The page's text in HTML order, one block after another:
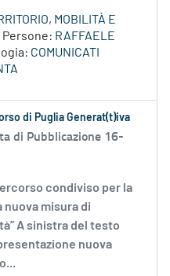
MOBILITÀ E
Persone: RAFFAELE
COMUNICATI
di Puglia Generat(t)iva
di Pubblicazione 16-
condiviso per la
misura di
A sinistra del testo
nuova